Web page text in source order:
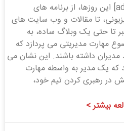
[ad_1] این روزها، از برنامه های
تا مقالات و وب سایت های
تا حتی یک وبلاگ ساده، به
مهارت مدیریتی می پردازد که
مدیران داشته باشند. این نشان می
که یک مدیر به واسطه مهارت
در رهبری کردن تیم خود،
بیشتر >